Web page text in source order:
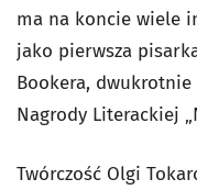
ma na koncie wiele
jako pierwsza
Bookera, dwukrotnie
Nagrody Literackiej
Twórczość Olgi